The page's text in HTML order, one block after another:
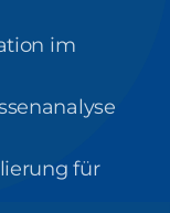
im
für